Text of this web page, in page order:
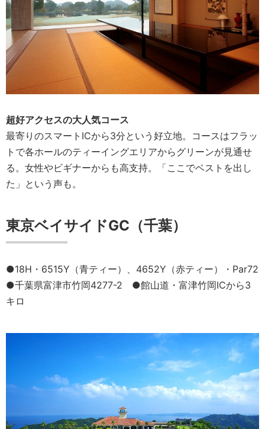
超好アクセスの大人気コース
最寄りのスマートICから3分という好立地。コースはフラッ
トで各ホールのティーイングエリアからグリーンが見通せ
る。女性やビギナーからも高支持。「ここでベストを出し
た」という声も。
東京ベイサイドGC（千葉）
●18H・6515Y（青ティー）、4652Y（赤ティー）・Par72
●千葉県富津市竹岡4277-2 ●館山道・富津竹岡ICから3
キロ